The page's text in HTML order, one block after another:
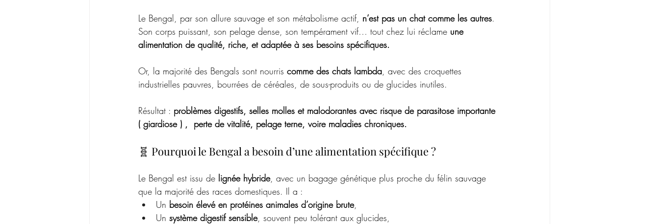
Le Bengal, par son allure sauvage et son métabolisme actif, n’est pas un chat comme les autres.
Son corps puissant, son pelage dense, son tempérament vif… tout chez lui réclame une
alimentation de qualité, riche, et adaptée à ses besoins spécifiques.
Or, la majorité des Bengals sont nourris comme des chats lambda, avec des croquettes
industrielles pauvres, bourrées de céréales, de sous-produits ou de glucides inutiles.
Résultat : problèmes digestifs, selles molles et malodorantes avec risque de parasitose importante
( giardiose ) ,  perte de vitalité, pelage terne, voire maladies chroniques.
🧬 Pourquoi le Bengal a besoin d’une alimentation spécifique ?
Le Bengal est issu de lignée hybride, avec un bagage génétique plus proche du félin sauvage
que la majorité des races domestiques. Il a :
Un besoin élevé en protéines animales d’origine brute,
Un système digestif sensible, souvent peu tolérant aux glucides,